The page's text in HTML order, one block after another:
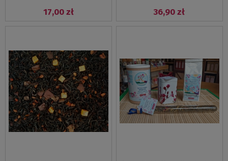
17,00 zł 36,90 zł